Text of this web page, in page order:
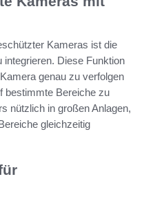
Kameras ist die
Diese Funktion
genau zu verfolgen
bestimmte Bereiche zu
nützlich in großen Anlagen,
gleichzeitig